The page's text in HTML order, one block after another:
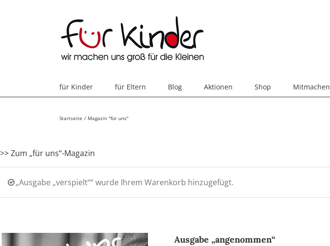
für Kinder für Eltern Blog Aktionen Shop Mitmachen
Startseite Magazin "für uns"
>> Zum „für uns“-Magazin
„Ausgabe „verspielt““ wurde Ihrem Warenkorb hinzugefügt.
Ausgabe „angenommen“